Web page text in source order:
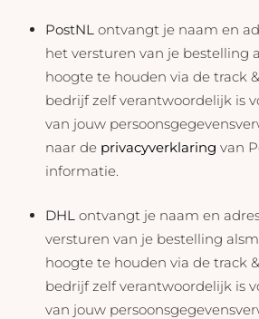
PostNL ontvangt je naam en
het versturen van je bestelling
hoogte te houden via de track
bedrijf zelf verantwoordelijk is
van jouw
naar de privacyverklaring van
informatie.
DHL ontvangt je naam en
versturen van je bestelling
hoogte te houden via de track
bedrijf zelf verantwoordelijk is
van jouw